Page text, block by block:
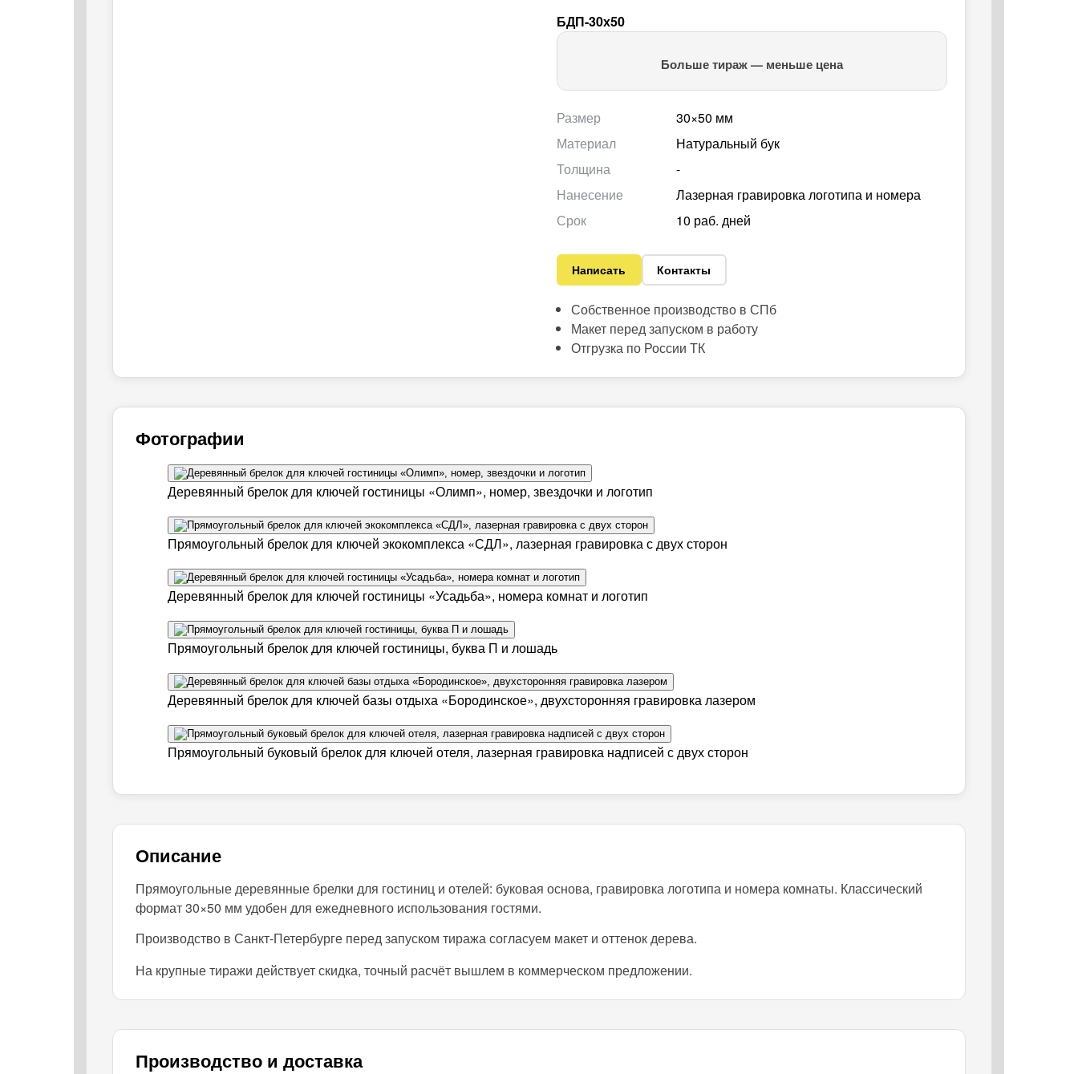
БДП-30х50
Больше тираж — меньше цена
Размер
30×50 мм
Материал
Натуральный бук
Толщина
-
Нанесение
Лазерная гравировка логотипа и номера
Срок
10 раб. дней
Написать Контакты
Собственное производство в СПб
Макет перед запуском в работу
Отгрузка по России ТК
Фотографии
Деревянный брелок для ключей гостиницы «Олимп», номер, звездочки и логотип
Прямоугольный брелок для ключей экокомплекса «СДЛ», лазерная гравировка с двух сторон
Деревянный брелок для ключей гостиницы «Усадьба», номера комнат и логотип
Прямоугольный брелок для ключей гостиницы, буква П и лошадь
Деревянный брелок для ключей базы отдыха «Бородинское», двухсторонняя гравировка лазером
Прямоугольный буковый брелок для ключей отеля, лазерная гравировка надписей с двух сторон
Описание
Прямоугольные деревянные брелки для гостиниц и отелей: буковая основа, гравировка логотипа и номера комнаты. Классический
формат 30×50 мм удобен для ежедневного использования гостями.
Производство в Санкт-Петербурге перед запуском тиража согласуем макет и оттенок дерева.
На крупные тиражи действует скидка, точный расчёт вышлем в коммерческом предложении.
Производство и доставка